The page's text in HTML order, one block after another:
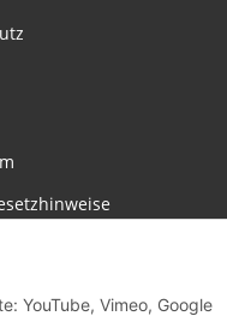
YouTube, Vimeo, Google